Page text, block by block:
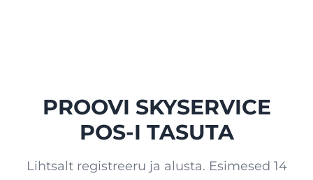
PROOVI SKYSERVICE
POS-I TASUTA
Lihtsalt registreeru ja alusta. Esimesed 14